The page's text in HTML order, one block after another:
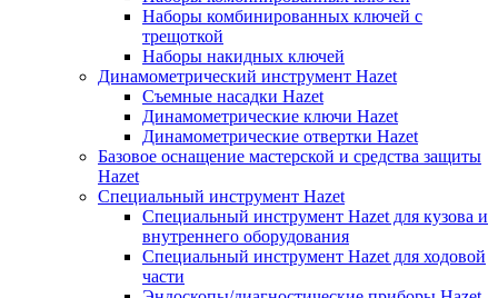
Наборы комбинированных ключей с
трещоткой
Наборы накидных ключей
Динамометрический инструмент Hazet
Съемные насадки Hazet
Динамометрические ключи Hazet
Динамометрические отвертки Hazet
Базовое оснащение мастерской и средства защиты
Hazet
Специальный инструмент Hazet
Специальный инструмент Hazet для кузова и
внутреннего оборудования
Специальный инструмент Hazet для ходовой
части